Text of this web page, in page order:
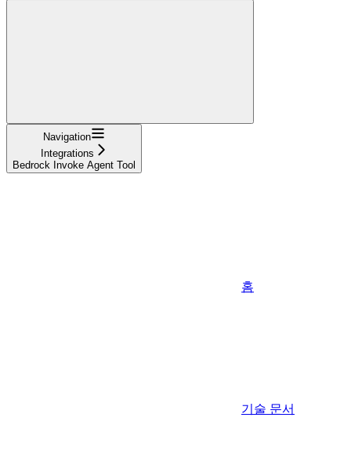
Navigation
Integrations
Bedrock Invoke Agent Tool
홈
기술 문서